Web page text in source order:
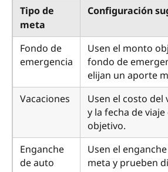
Tipo de
meta
Configuración
Fondo de
emergencia
Usen el monto
fondo de
elijan un aporte
Vacaciones
Usen el costo del
y la fecha de
objetivo.
Enganche
de auto
Usen el
meta y prueben